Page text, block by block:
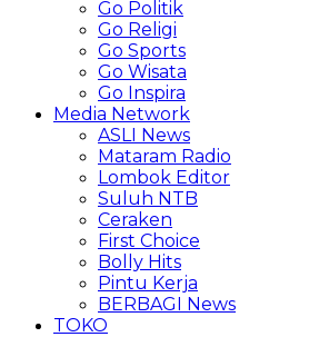
Go Politik
Go Religi
Go Sports
Go Wisata
Go Inspira
Media Network
ASLI News
Mataram Radio
Lombok Editor
Suluh NTB
Ceraken
First Choice
Bolly Hits
Pintu Kerja
BERBAGI News
TOKO